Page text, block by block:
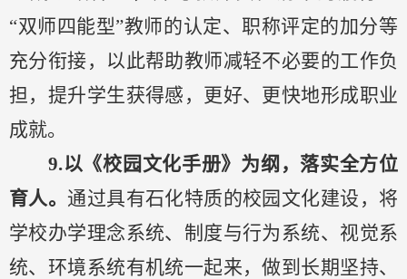
“双师四能型”教师的认定、职称评定的加分等
充分衔接，以此帮助教师减轻不必要的工作负
担，提升学生获得感，更好、更快地形成职业
成就。
9.以 《校园文化手册》 为纲，落实全方位
育人。 通过具有石化特质的校园文化建设，将
学校办学理念系统、制度与行为系统、视觉系
统、环境系统有机统一起来，做到 长期坚持、